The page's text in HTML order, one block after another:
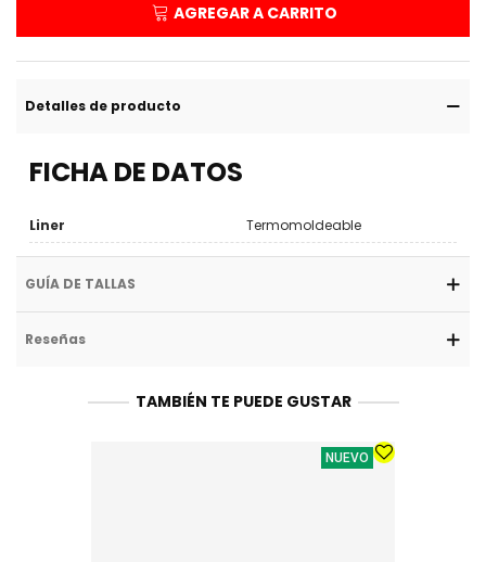
AGREGAR A CARRITO
Detalles de producto
FICHA DE DATOS
Liner Termomoldeable
GUÍA DE TALLAS
Reseñas
TAMBIÉN TE PUEDE GUSTAR
NUEVO